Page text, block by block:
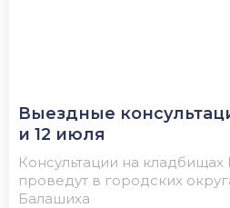
Выездные
и 12 июля
Консультации на
проведут в городских
Балашиха